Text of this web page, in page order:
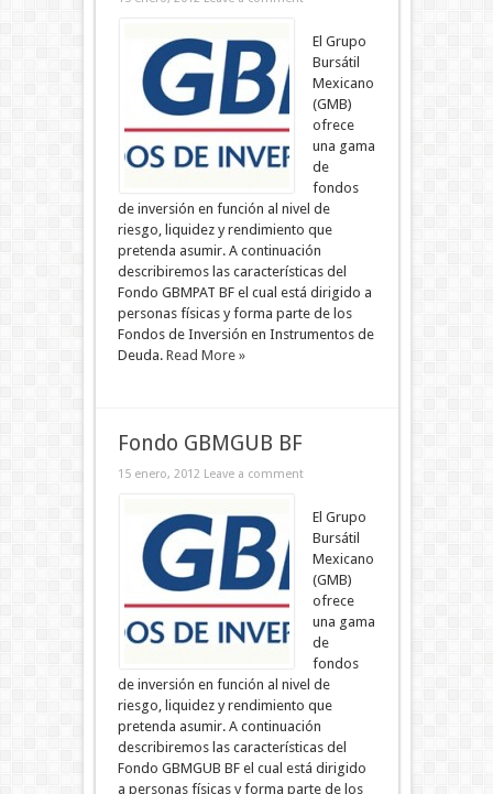
El Grupo
Bursátil
Mexicano
(GMB)
ofrece
una gama
de
fondos
de inversión en función al nivel de
riesgo, liquidez y rendimiento que
pretenda asumir. A continuación
describiremos las características del
Fondo GBMPAT BF el cual está dirigido a
personas físicas y forma parte de los
Fondos de Inversión en Instrumentos de
Deuda. Read More »
Fondo GBMGUB BF
15 enero, 2012 Leave a comment
El Grupo
Bursátil
Mexicano
(GMB)
ofrece
una gama
de
fondos
de inversión en función al nivel de
riesgo, liquidez y rendimiento que
pretenda asumir. A continuación
describiremos las características del
Fondo GBMGUB BF el cual está dirigido
a personas físicas y forma parte de los